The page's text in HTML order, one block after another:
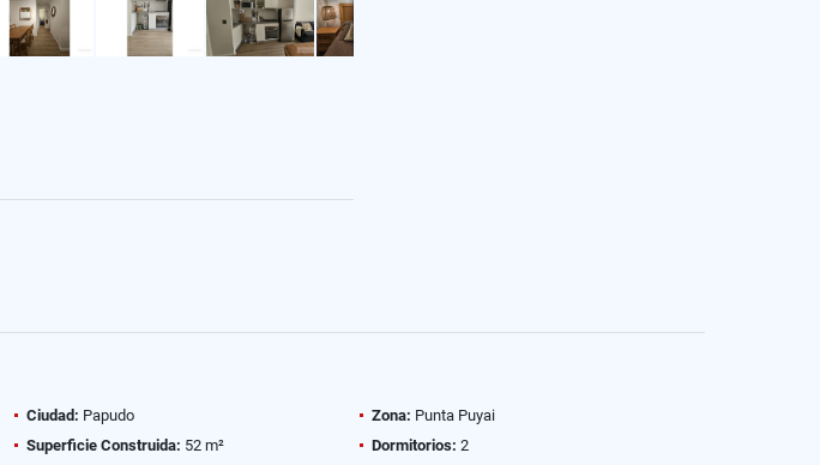
Ciudad: Papudo Zona: Punta Puyai
Superficie Construida: 52 m² Dormitorios: 2